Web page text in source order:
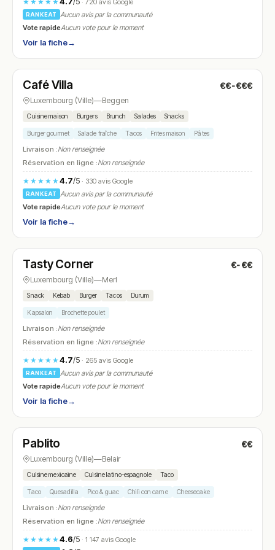
· 720 avis Google
RANKEAT
Aucun avis par la communauté
Vote rapideAucun vote pour le moment
Voir la fiche→
N° 5
Café Villa €€-€€€
Luxembourg (Ville)—Beggen
Cuisine maison Burgers Brunch Salades Snacks
Burger gourmet Salade fraîche Tacos Frites maison Pâtes
Livraison :Non renseignée
Réservation en ligne :Non renseignée
★★★★★4.7/5· 330 avis Google
RANKEAT
Aucun avis par la communauté
Vote rapideAucun vote pour le moment
Voir la fiche→
N° 6
Tasty Corner €-€€
Luxembourg (Ville)—Merl
Snack Kebab Burger Tacos Durum
Kapsalon Brochette poulet
Livraison :Non renseignée
Réservation en ligne :Non renseignée
★★★★★4.7/5· 265 avis Google
RANKEAT
Aucun avis par la communauté
Vote rapideAucun vote pour le moment
Voir la fiche→
N° 7
Pablito €€
Luxembourg (Ville)—Belair
Cuisine mexicaine Cuisine latino-espagnole Taco
Taco Quesadilla Pico & guac Chili con carne Cheesecake
Livraison :Non renseignée
Réservation en ligne :Non renseignée
★★★★★4.6/5· 1 147 avis Google